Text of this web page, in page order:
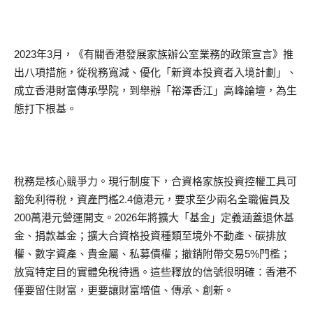
2023年3月，《有關香港發展家族辦公室業務的政策宣言》推
出八項措施，從稅務寬減、優化「新資本投資者入境計劃」、
成立香港財富傳承學院，到舉辦「裕澤香江」高峰論壇，為生
態打下根基。
稅務是核心競爭力。現行制度下，合資格家族投資控權工具可
豁免利得稅，資產門檻2.4億港元，要求至少兩名全職僱員及
200萬港元營運開支。2026年將擴大「基金」定義涵蓋退休基
金、捐款基金；擴大合資格投資種類至境外不動產、碳排放
權、數字資產、貴金屬、私募債權；撤銷附帶交易5%門檻；
放寬特定目的實體免稅待遇。這些釋放的信號很明確：香港不
僅要留住財富，更要讓財富增值、傳承、創新。